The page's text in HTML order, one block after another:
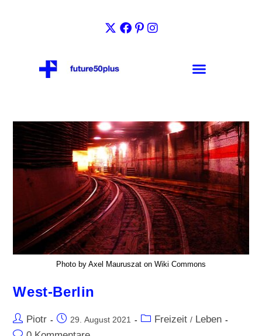
Photo by Axel Mauruszat on Wiki Commons
West-Berlin
Piotr 29. August 2021 Freizeit / Leben